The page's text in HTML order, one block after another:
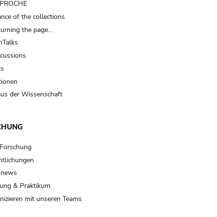
of the collections
the page…
der Wissenschaft
& Praktikum
mit unseren Teams